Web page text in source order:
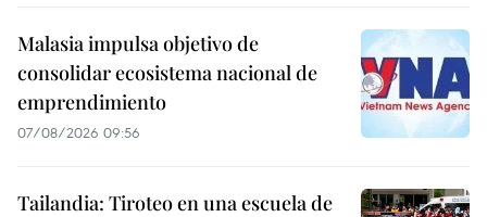
Malasia impulsa objetivo de
consolidar ecosistema nacional de
emprendimiento
07/08/2026 09:56
Tailandia: Tiroteo en una escuela de